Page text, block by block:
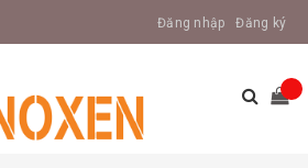
Đăng nhập Đăng ký